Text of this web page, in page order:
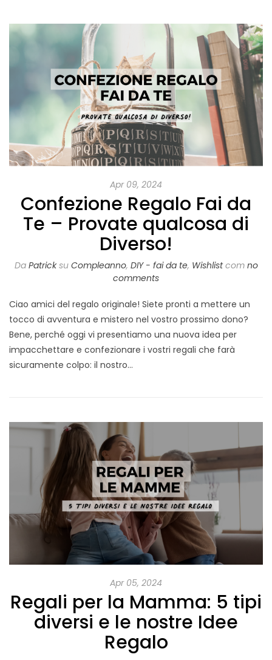
Apr 09, 2024
Confezione Regalo Fai da
Te – Provate qualcosa di
Diverso!
Da Patricksu Compleanno, DIY - fai da te, Wishlistcom no
comments
Ciao amici del regalo originale! Siete pronti a mettere un
tocco di avventura e mistero nel vostro prossimo dono?
Bene, perché oggi vi presentiamo una nuova idea per
impacchettare e confezionare i vostri regali che farà
sicuramente colpo: il nostro…
Apr 05, 2024
Regali per la Mamma: 5 tipi
diversi e le nostre Idee
Regalo